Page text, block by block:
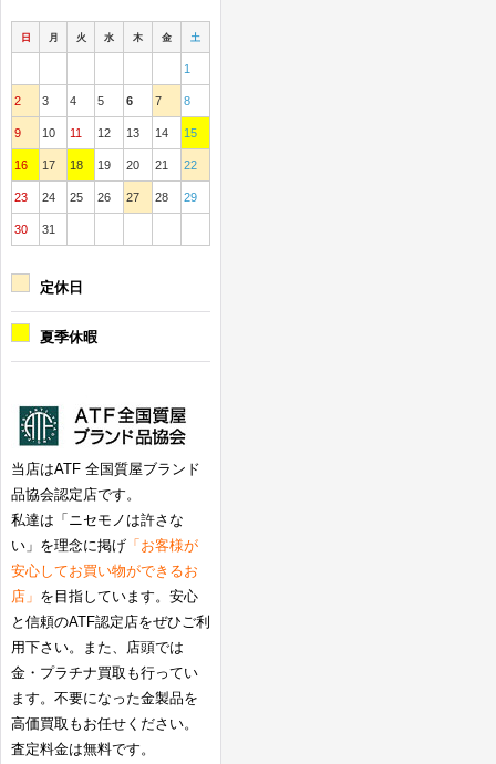
日 月 火 水 木 金 土
1
2 3 4 5 6 7 8
9 10 11 12 13 14 15
16 17 18 19 20 21 22
23 24 25 26 27 28 29
30 31
定休日
夏季休暇
当店はATF 全国質屋ブランド
品協会認定店です。
私達は「ニセモノは許さな
い」を理念に掲げ 「お客様が
安心してお買い物ができるお
店」 を目指しています。安心
と信頼のATF認定店をぜひご利
用下さい。また、店頭では
金・プラチナ買取も行ってい
ます。不要になった金製品を
高価買取もお任せください。
査定料金は無料です。